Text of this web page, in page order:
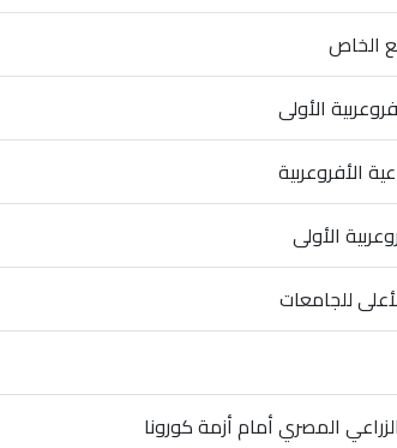
الخاص
الأولى
الأفروعربية
الأولى
للجامعات
المصري أمام أزمة كورونا